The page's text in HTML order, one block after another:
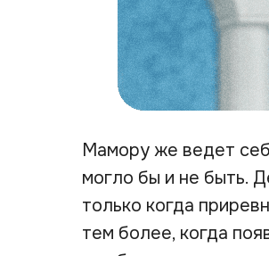
Мамору же ведет
могло бы и не быть.
только когда
тем более, когда